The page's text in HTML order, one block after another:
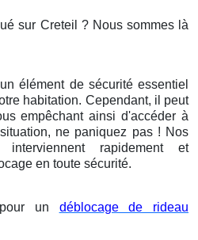
sur Creteil ? Nous sommes là
élément de sécurité essentiel
habitation. Cependant, il peut
empêchant ainsi d'accéder à
ne paniquez pas ! Nos
interviennent rapidement et
en toute sécurité.
un déblocage de rideau